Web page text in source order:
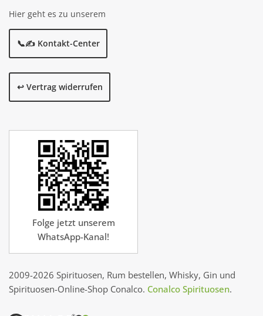
Hier geht es zu unserem
📞✍️ Kontakt-Center
↩️ Vertrag widerrufen
Folge jetzt unserem
WhatsApp-Kanal!
2009-2026 Spirituosen, Rum bestellen, Whisky, Gin und
Spirituosen-Online-Shop Conalco. Conalco Spirituosen.